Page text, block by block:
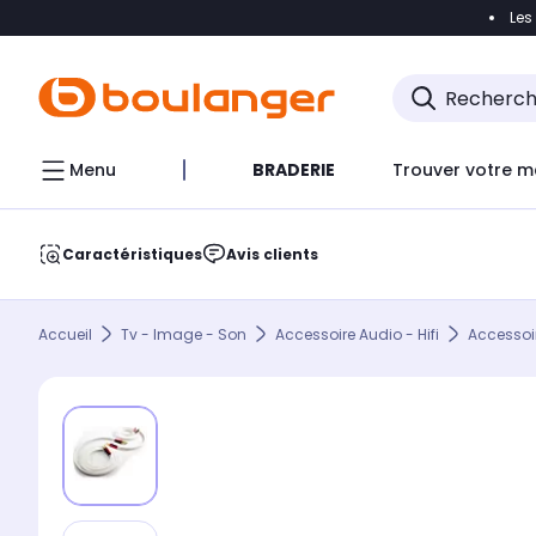
Accéder
Menu BRADERIE Trouver votre
Caractéristiques Avis clients
Accueil Tv - Image - Son Accessoire Audio - Hifi